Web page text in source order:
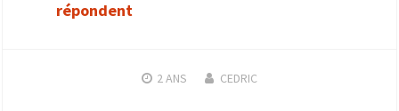
répondent
2 ANS CEDRIC